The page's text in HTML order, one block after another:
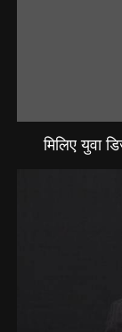
मिलिए युवा